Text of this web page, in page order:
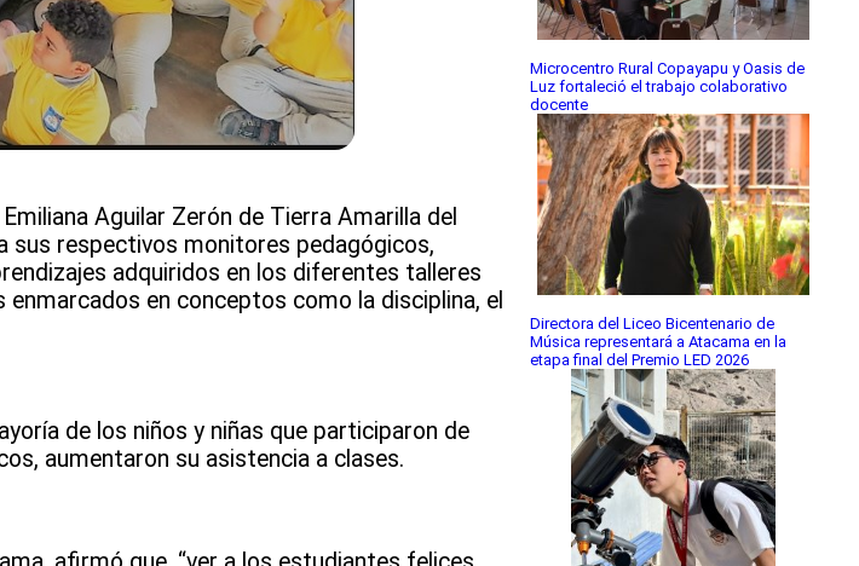
Aguilar Zerón de Tierra Amarilla del
sus respectivos monitores pedagógicos,
adquiridos en los diferentes talleres
en conceptos como la disciplina, el
de los niños y niñas que participaron de
aumentaron su asistencia a clases.
Microcentro Rural Copayapu y Oasis de
Luz fortaleció el trabajo colaborativo
docente
Directora del Liceo Bicentenario de
Música representará a Atacama en la
etapa final del Premio LED 2026